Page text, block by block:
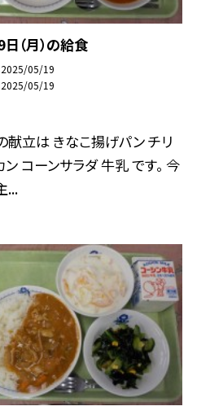
（月）の給食
2025/05/19
2025/05/19
献立は きなこ揚げパン チリ
ン コーンサラダ 牛乳 です。 今
...